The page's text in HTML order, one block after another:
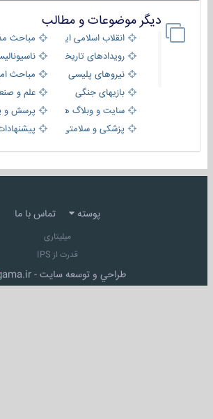
دیگر موضوعات و مطالب
انقلاب اسلامی ایران
مباحث
رویدادهای تاریخی و مذهبیناسیونالیسم
نیروهای پلیسی
مباحث
بازیهای جنگی
علم و
سایت و وبلاگ ها
پرسش و
پزشکی و سلامتی
پیشنهادات و
پوسته تماس با ما
میلیتاری
قدرت از IPS
طراحي و توسعه سايت -gama.ir